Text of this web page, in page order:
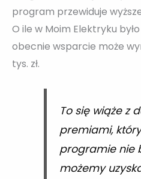
program przewiduje
O ile w Moim Elektryku
obecnie wsparcie może
tys. zł.
To się wiąże z
premiami,
programie nie
możemy